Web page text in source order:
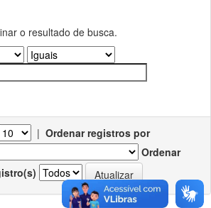
o resultado de busca.
| Ordenar registros por
Ordenar